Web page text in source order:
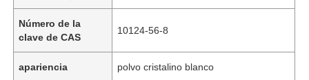
Número de la
clave de CAS
10124-56-8
apariencia polvo cristalino blanco